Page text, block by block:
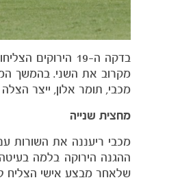
בדקה ה-19
מקרוב את השני. בהמשך
מכבי, תומר אלון, ייצר
מחצית שנייה
שלאחר מבצע אישי הצליח